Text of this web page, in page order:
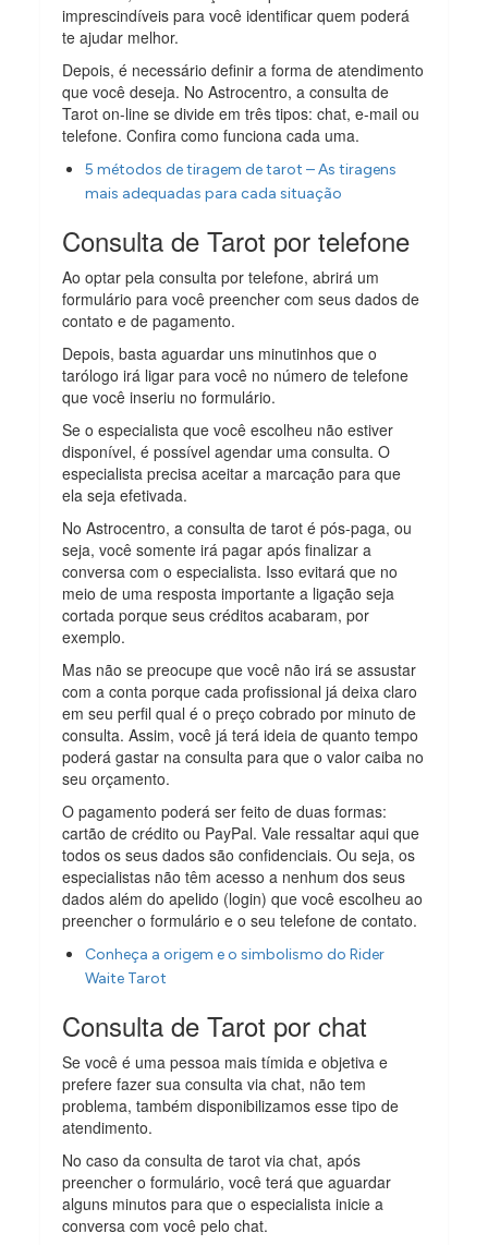
imprescindíveis para você identificar quem poderá
te ajudar melhor.
Depois, é necessário definir a forma de atendimento
que você deseja. No Astrocentro, a consulta de
Tarot on-line se divide em três tipos: chat, e-mail ou
telefone. Confira como funciona cada uma.
5 métodos de tiragem de tarot – As tiragens
mais adequadas para cada situação
Consulta de Tarot por telefone
Ao optar pela consulta por telefone, abrirá um
formulário para você preencher com seus dados de
contato e de pagamento.
Depois, basta aguardar uns minutinhos que o
tarólogo irá ligar para você no número de telefone
que você inseriu no formulário.
Se o especialista que você escolheu não estiver
disponível, é possível agendar uma consulta. O
especialista precisa aceitar a marcação para que
ela seja efetivada.
No Astrocentro, a consulta de tarot é pós-paga, ou
seja, você somente irá pagar após finalizar a
conversa com o especialista. Isso evitará que no
meio de uma resposta importante a ligação seja
cortada porque seus créditos acabaram, por
exemplo.
Mas não se preocupe que você não irá se assustar
com a conta porque cada profissional já deixa claro
em seu perfil qual é o preço cobrado por minuto de
consulta. Assim, você já terá ideia de quanto tempo
poderá gastar na consulta para que o valor caiba no
seu orçamento.
O pagamento poderá ser feito de duas formas:
cartão de crédito ou PayPal. Vale ressaltar aqui que
todos os seus dados são confidenciais. Ou seja, os
especialistas não têm acesso a nenhum dos seus
dados além do apelido (login) que você escolheu ao
preencher o formulário e o seu telefone de contato.
Conheça a origem e o simbolismo do Rider
Waite Tarot
Consulta de Tarot por chat
Se você é uma pessoa mais tímida e objetiva e
prefere fazer sua consulta via chat, não tem
problema, também disponibilizamos esse tipo de
atendimento.
No caso da consulta de tarot via chat, após
preencher o formulário, você terá que aguardar
alguns minutos para que o especialista inicie a
conversa com você pelo chat.